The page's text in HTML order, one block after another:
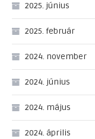
2025. június
2025. február
2024. november
2024. június
2024. május
2024. április